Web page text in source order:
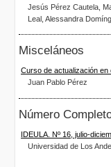
Jesús Pérez Cautela,
Leal, Alessandra
Misceláneos
Curso de actualización
Juan Pablo Pérez
Número
IDEULA. Nº 16, julio-
Universidad de Los